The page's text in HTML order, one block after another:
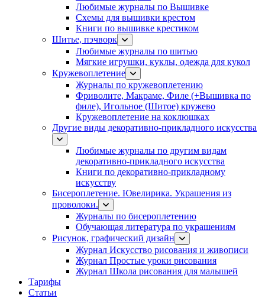
Любимые журналы по Вышивке
Схемы для вышивки крестом
Книги по вышивке крестиком
Шитье, пэчворк
Любимые журналы по шитью
Мягкие игрушки, куклы, одежда для кукол
Кружевоплетение
Журналы по кружевоплетению
Фриволите, Макраме, Филе (+Вышивка по
филе), Игольное (Шитое) кружево
Кружевоплетение на коклюшках
Другие виды декоративно-прикладного искусства
Любимые журналы по другим видам
декоративно-прикладного искусства
Книги по декоративно-прикладному
искусству
Бисероплетение. Ювелирика. Украшения из
проволоки.
Журналы по бисероплетению
Обучающая литература по украшениям
Рисунок, графический дизайн
Журнал Искусство рисования и живописи
Журнал Простые уроки рисования
Журнал Школа рисования для малышей
Тарифы
Статьи